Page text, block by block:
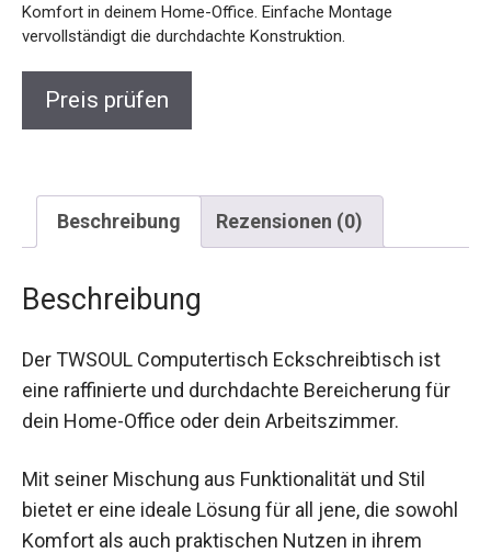
Komfort in deinem Home-Office. Einfache Montage
vervollständigt die durchdachte Konstruktion.
Preis prüfen
Beschreibung Rezensionen (0)
Beschreibung
Der TWSOUL Computertisch Eckschreibtisch ist
eine raffinierte und durchdachte Bereicherung für
dein Home-Office oder dein Arbeitszimmer.
Mit seiner Mischung aus Funktionalität und Stil
bietet er eine ideale Lösung für all jene, die sowohl
Komfort als auch praktischen Nutzen in ihrem